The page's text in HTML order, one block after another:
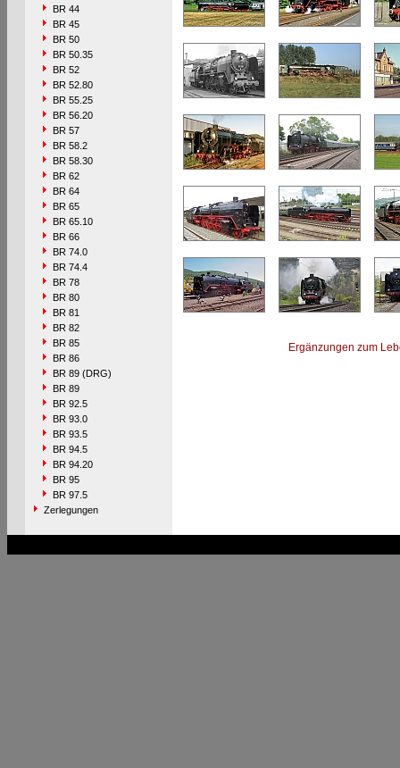
BR 44
BR 45
BR 50
BR 50.35
BR 52
BR 52.80
BR 55.25
BR 56.20
BR 57
BR 58.2
BR 58.30
BR 62
BR 64
BR 65
BR 65.10
BR 66
BR 74.0
BR 74.4
BR 78
BR 80
BR 81
BR 82
BR 85
BR 86
BR 89 (DRG)
BR 89
BR 92.5
BR 93.0
BR 93.5
BR 94.5
BR 94.20
BR 95
BR 97.5
Zerlegungen
Ergänzungen zum